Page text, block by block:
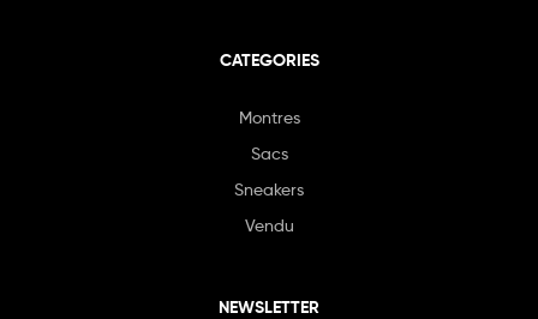
CATEGORIES
Montres
Sacs
Sneakers
Vendu
NEWSLETTER